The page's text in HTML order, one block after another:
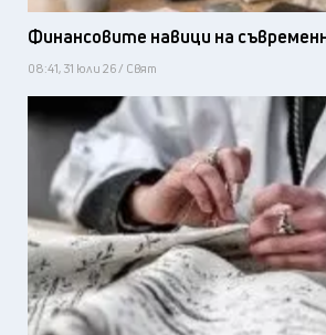
Финансовите навици на
08:41, 31 юли 26 / Свят